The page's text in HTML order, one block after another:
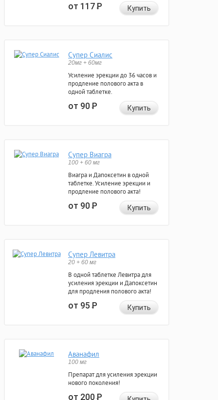
от 117Р Купить
Супер Сиалис
20мг + 60мг
Усиление эрекции до 36 часов и
продление полового акта в
одной таблетке.
от 90Р Купить
Супер Виагра
100 + 60 мг
Виагра и Дапоксетин в одной
таблетке. Усиление эрекции и
продление полового акта!
от 90Р Купить
Супер Левитра
20 + 60 мг
В одной таблетке Левитра для
усиления эрекции и Дапоксетин
для продления полового акта!
от 95Р Купить
Аванафил
100 мг
Препарат для усиления эрекции
нового поколения!
от 200Р